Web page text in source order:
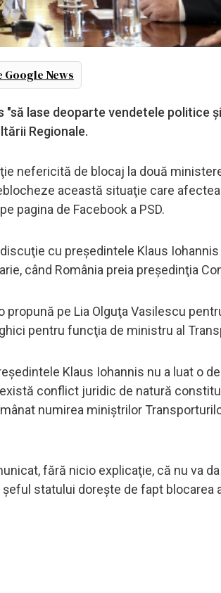
Google News
lase deoparte vendetele politice
Regionale.
nefericită de blocaj la două
această situaţie care
pagina de Facebook a PSD.
cu preşedintele Klaus Iohannis
când România preia preşedinţia
propună pe Lia Olguţa Vasilescu
pentru funcţia de ministru al
Klaus Iohannis nu a luat o
conflict juridic de natură
numirea miniştrilor
fără nicio explicaţie, că nu va
statului doreşte de fapt blocarea